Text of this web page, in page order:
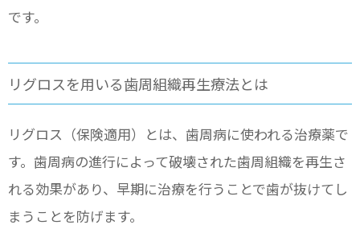
です。
リグロスを用いる歯周組織再生療法とは
リグロス（保険適用）とは、歯周病に使われる治療薬で
す。歯周病の進行によって破壊された歯周組織を再生さ
れる効果があり、早期に治療を行うことで歯が抜けてし
まうことを防げます。